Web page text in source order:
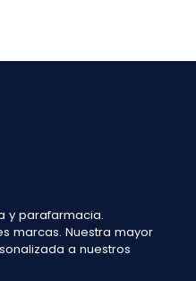
y parafarmacia.
marcas. Nuestra mayor
a nuestros